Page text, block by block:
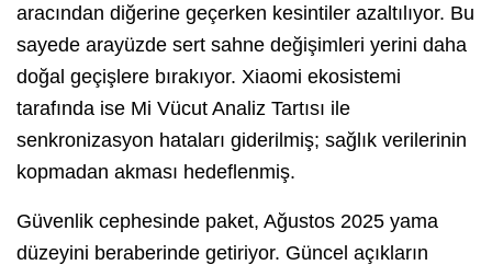
aracından diğerine geçerken kesintiler azaltılıyor. Bu
sayede arayüzde sert sahne değişimleri yerini daha
doğal geçişlere bırakıyor. Xiaomi ekosistemi
tarafında ise Mi Vücut Analiz Tartısı ile
senkronizasyon hataları giderilmiş; sağlık verilerinin
kopmadan akması hedeflenmiş.
Güvenlik cephesinde paket, Ağustos 2025 yama
düzeyini beraberinde getiriyor. Güncel açıkların